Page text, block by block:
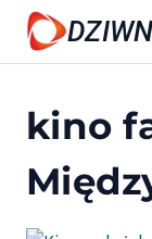
Przejdź
treści
kino